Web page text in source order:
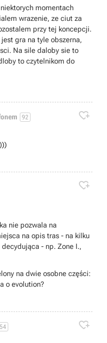
momentach
wrazenie, ze ciut za
przy tej koncepcji.
gra na tyle obszerna,
Na sile daloby sie to
to czytelnikom do
w opisie do Zone
sa w zadaniach
na tej mapie, np zadanie
- tutaj gdybym chcial
i skroty musialbym
do zamieszczenia w
posiadam. Normandie -
i zaznaczone na mapie.
92 

nie pozwala na
na opis tras - na kilku
- np. Zone I.,
na dwie osobne części:
o evolution?
54 